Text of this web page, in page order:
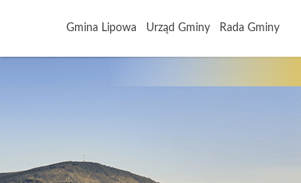
Gmina Lipowa Urząd Gminy Rada Gminy